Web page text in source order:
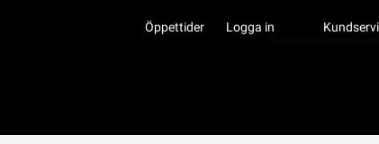
Öppettider Ångra köp
Logga in